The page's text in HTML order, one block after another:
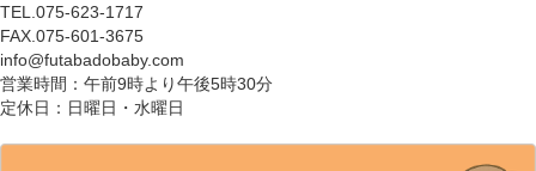
TEL.075-623-1717
FAX.075-601-3675
info@futabadobaby.com
営業時間：午前9時より午後5時30分
定休日：日曜日・水曜日